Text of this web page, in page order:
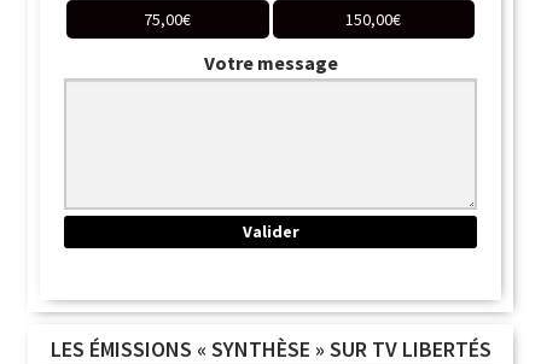
75,00€ 150,00€
Votre message
LES ÉMISSIONS « SYNTHÈSE » SUR TV LIBERTÉS